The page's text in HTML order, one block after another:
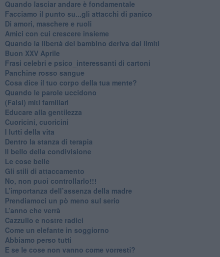
​Quando lasciar andare è fondamentale
Facciamo il punto su...gli attacchi di panico
Di amori, maschere e ruoli
​Amici con cui crescere insieme
​Quando la libertà del bambino deriva dai limiti
Buon XXV Aprile
​Frasi celebri e psico_interessanti di cartoni
​Panchine rosso sangue
​Cosa dice il tuo corpo della tua mente?
​Quando le parole uccidono
​(Falsi) miti familiari
​Educare alla gentilezza
​Cuoricini, cuoricini
I lutti della vita
​Dentro la stanza di terapia
​Il bello della condivisione
Le cose belle
​Gli stili di attaccamento
No, non puoi controllarlo!!!
​L’importanza dell’assenza della madre
​Prendiamoci un pò meno sul serio
​L’anno che verrà
​Cazzullo e nostre radici
​Come un elefante in soggiorno
​Abbiamo perso tutti
E se le cose non vanno come vorresti?